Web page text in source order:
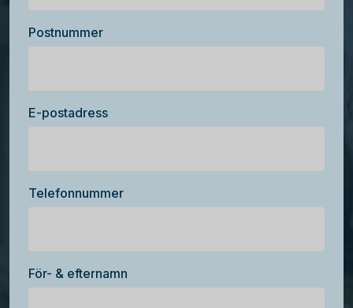
Postnummer
E-postadress
Telefonnummer
För- & efternamn